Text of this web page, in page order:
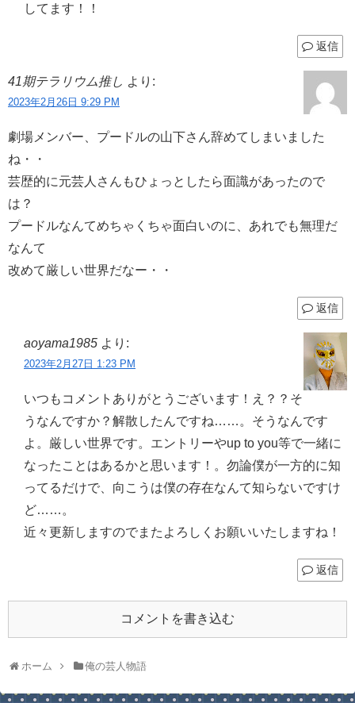
してます！！
返信
41期テラリウム推し より:
2023年2月26日 9:29 PM
劇場メンバー、プードルの山下さん辞めてしまいました
ね・・
芸歴的に元芸人さんもひょっとしたら面識があったので
は？
プードルなんてめちゃくちゃ面白いのに、あれでも無理だ
なんて
改めて厳しい世界だなー・・
返信
aoyama1985 より:
2023年2月27日 1:23 PM
いつもコメントありがとうございます！え？？そ
うなんですか？解散したんですね……。そうなんです
よ。厳しい世界です。エントリーやup to you等で一緒に
なったことはあるかと思います！。勿論僕が一方的に知
ってるだけで、向こうは僕の存在なんて知らないですけ
ど……。
近々更新しますのでまたよろしくお願いいたしますね！
返信
コメントを書き込む
ホーム 俺の芸人物語